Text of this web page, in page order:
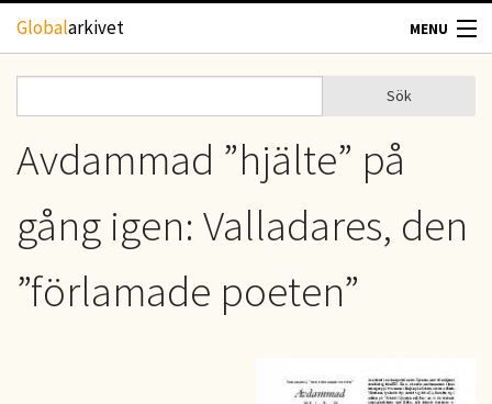
Hoppa till huvudinnehåll
Globalarkivet MENU
TIDSKRIFTER
GEOGRAFI
Sökformulär
Sök
Avdammad ”hjälte” på
gång igen: Valladares, den
”förlamade poeten”